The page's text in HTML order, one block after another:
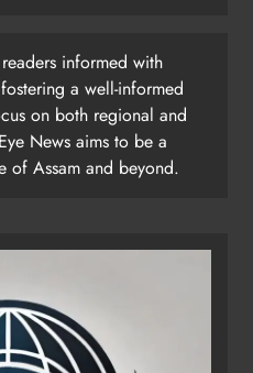
informed with
a well-informed
on both regional and
News aims to be a
of Assam and beyond.